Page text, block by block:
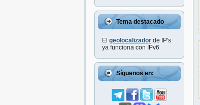
Tema destacado
El geolocalizadorde IP's
ya funciona con IPv6
Síguenos en: